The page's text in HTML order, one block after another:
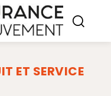
ET SERVICE